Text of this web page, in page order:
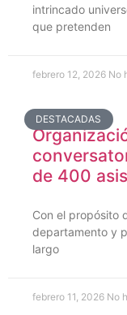
intrincado
que pretenden
febrero 12, 2026 No
DESTACADAS
de 400
Con el propósito
departamento y
largo
febrero 11, 2026 No